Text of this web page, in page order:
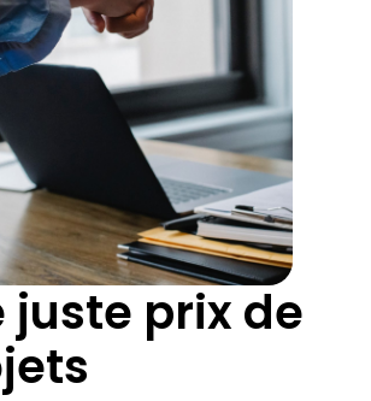
juste prix de